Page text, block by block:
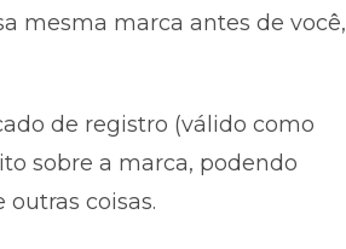
mesma marca antes de você,
de registro (válido como
sobre a marca, podendo
coisas.